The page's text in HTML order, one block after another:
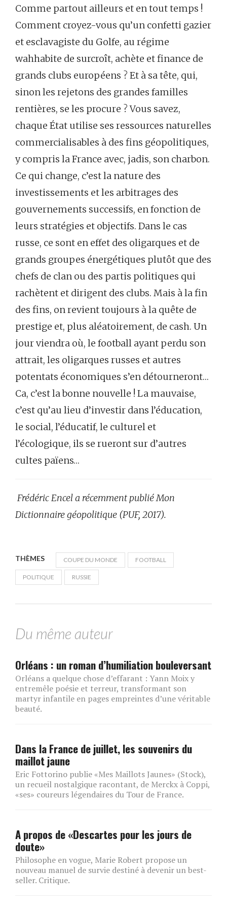
Comme partout ailleurs et en tout temps !
Comment croyez-vous qu’un confetti gazier
et esclavagiste du Golfe, au régime
wahhabite de surcroît, achète et finance de
grands clubs européens ? Et à sa tête, qui,
sinon les rejetons des grandes familles
rentières, se les procure ? Vous savez,
chaque État utilise ses ressources naturelles
commercialisables à des fins géopolitiques,
y compris la France avec, jadis, son charbon.
Ce qui change, c’est la nature des
investissements et les arbitrages des
gouvernements successifs, en fonction de
leurs stratégies et objectifs. Dans le cas
russe, ce sont en effet des oligarques et de
grands groupes énergétiques plutôt que des
chefs de clan ou des partis politiques qui
rachètent et dirigent des clubs. Mais à la fin
des fins, on revient toujours à la quête de
prestige et, plus aléatoirement, de cash. Un
jour viendra où, le football ayant perdu son
attrait, les oligarques russes et autres
potentats économiques s’en détourneront…
Ca, c’est la bonne nouvelle ! La mauvaise,
c’est qu’au lieu d’investir dans l’éducation,
le social, l’éducatif, le culturel et
l’écologique, ils se rueront sur d’autres
cultes païens…
Frédéric Encel a récemment publié Mon
Dictionnaire géopolitique (PUF, 2017).
THÈMES COUPE DU MONDE FOOTBALL
POLITIQUE RUSSIE
Du même auteur
Orléans : un roman d’humiliation bouleversant
Orléans a quelque chose d’effarant : Yann Moix y
entremêle poésie et terreur, transformant son
martyr infantile en pages empreintes d’une véritable
beauté.
Dans la France de juillet, les souvenirs du
maillot jaune
Eric Fottorino publie «Mes Maillots Jaunes» (Stock),
un recueil nostalgique racontant, de Merckx à Coppi,
«ses» coureurs légendaires du Tour de France.
A propos de «Descartes pour les jours de
doute»
Philosophe en vogue, Marie Robert propose un
nouveau manuel de survie destiné à devenir un best-
seller. Critique.